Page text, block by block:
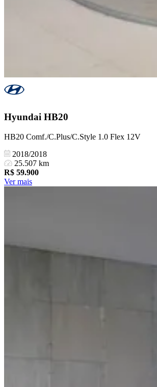
Hyundai HB20
HB20 Comf./C.Plus/C.Style 1.0 Flex 12V
2018/2018
25.507 km
R$ 59.900
Ver mais